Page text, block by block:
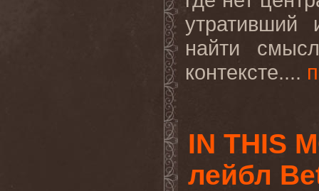
найти
контексте....
IN THIS
лейбл